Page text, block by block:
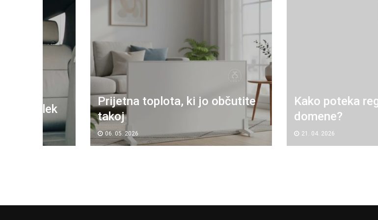
Prijetna toplota, ki jo občutite
takoj
06. 05. 2026
Kako poteka registracija
domene?
21. 04. 2026